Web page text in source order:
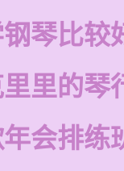
琴比较
里的琴
会排练